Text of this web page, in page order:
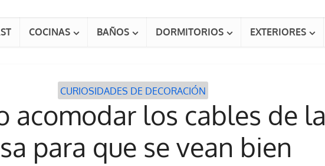
COCINAS BAÑOS DORMITORIOS EXTERIORES
CURIOSIDADES DE DECORACIÓN
acomodar los cables de la
para que se vean bien